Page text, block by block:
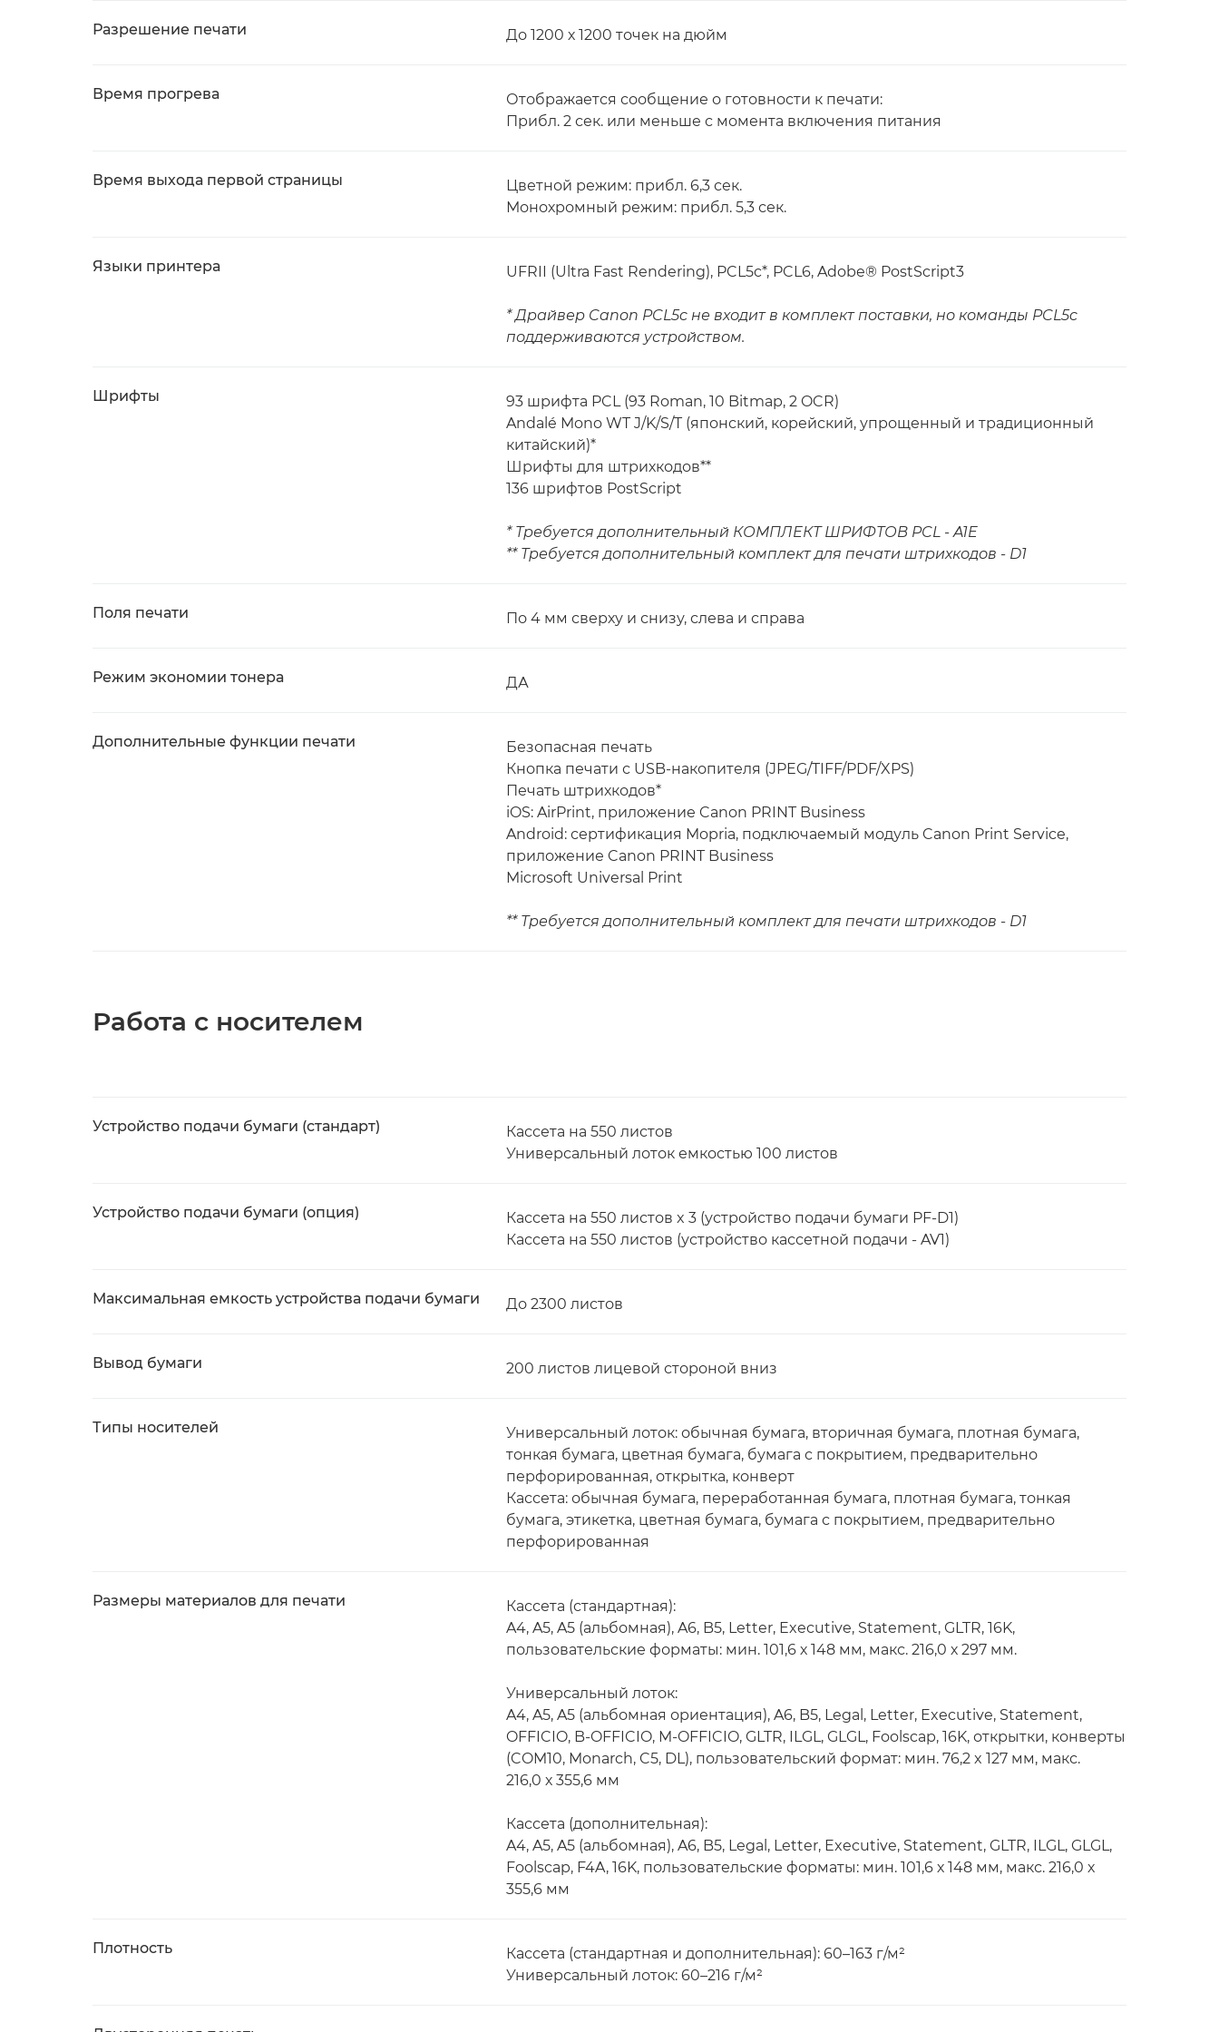
Разрешение печати До 1200 х 1200 точек на дюйм
Время прогрева
Отображается сообщение о готовности к печати:
Прибл. 2 сек. или меньше с момента включения питания
Время выхода первой страницы
Цветной режим: прибл. 6,3 сек.
Монохромный режим: прибл. 5,3 сек.
Языки принтера UFRII (Ultra Fast Rendering), PCL5c*, PCL6, Adobe® PostScript3
* Драйвер Canon PCL5c не входит в комплект поставки, но команды PCL5c
поддерживаются устройством.
Шрифты
93 шрифта PCL (93 Roman, 10 Bitmap, 2 OCR)
Andalé Mono WT J/K/S/T (японский, корейский, упрощенный и традиционный
китайский)*
Шрифты для штрихкодов**
136 шрифтов PostScript
* Требуется дополнительный КОМПЛЕКТ ШРИФТОВ PCL - A1E
** Требуется дополнительный комплект для печати штрихкодов - D1
Поля печати По 4 мм сверху и снизу, слева и справа
Режим экономии тонера ДА
Дополнительные функции печати
Безопасная печать
Кнопка печати с USB-накопителя (JPEG/TIFF/PDF/XPS)
Печать штрихкодов*
iOS: AirPrint, приложение Canon PRINT Business
Android: сертификация Mopria, подключаемый модуль Canon Print Service,
приложение Canon PRINT Business
Microsoft Universal Print
** Требуется дополнительный комплект для печати штрихкодов - D1
Работа с носителем
Устройство подачи бумаги (стандарт)
Кассета на 550 листов
Универсальный лоток емкостью 100 листов
Устройство подачи бумаги (опция)
Кассета на 550 листов x 3 (устройство подачи бумаги PF-D1)
Кассета на 550 листов (устройство кассетной подачи - AV1)
Максимальная емкость устройства подачи бумаги До 2300 листов
Вывод бумаги 200 листов лицевой стороной вниз
Типы носителей
Универсальный лоток: обычная бумага, вторичная бумага, плотная бумага,
тонкая бумага, цветная бумага, бумага с покрытием, предварительно
перфорированная, открытка, конверт
Кассета: обычная бумага, переработанная бумага, плотная бумага, тонкая
бумага, этикетка, цветная бумага, бумага с покрытием, предварительно
перфорированная
Размеры материалов для печати
Кассета (стандартная):
A4, A5, A5 (альбомная), A6, B5, Letter, Executive, Statement, GLTR, 16K,
пользовательские форматы: мин. 101,6 х 148 мм, макс. 216,0 х 297 мм.
Универсальный лоток:
A4, A5, A5 (альбомная ориентация), A6, B5, Legal, Letter, Executive, Statement,
OFFICIO, B-OFFICIO, M-OFFICIO, GLTR, ILGL, GLGL, Foolscap, 16K, открытки, конверты
(COM10, Monarch, C5, DL), пользовательский формат: мин. 76,2 x 127 мм, макс.
216,0 х 355,6 мм
Кассета (дополнительная):
A4, A5, A5 (альбомная), A6, B5, Legal, Letter, Executive, Statement, GLTR, ILGL, GLGL,
Foolscap, F4A, 16K, пользовательские форматы: мин. 101,6 х 148 мм, макс. 216,0 х
355,6 мм
Плотность
Кассета (стандартная и дополнительная): 60–163 г/м²
Универсальный лоток: 60–216 г/м²